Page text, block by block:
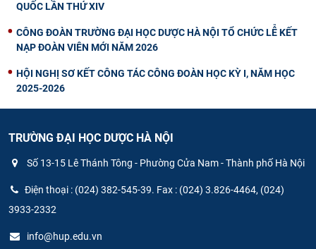
QUỐC LẦN THỨ XIV
CÔNG ĐOÀN TRƯỜNG ĐẠI HỌC DƯỢC HÀ NỘI TỔ CHỨC LỄ KẾT
NẠP ĐOÀN VIÊN MỚI NĂM 2026
HỘI NGHỊ SƠ KẾT CÔNG TÁC CÔNG ĐOÀN HỌC KỲ I, NĂM HỌC
2025-2026
TRƯỜNG ĐẠI HỌC DƯỢC HÀ NỘI
Số 13-15 Lê Thánh Tông - Phường Cửa Nam - Thành phố Hà Nội
Điện thoại : (024) 382-545-39. Fax : (024) 3.826-4464, (024)
3933-2332
info@hup.edu.vn